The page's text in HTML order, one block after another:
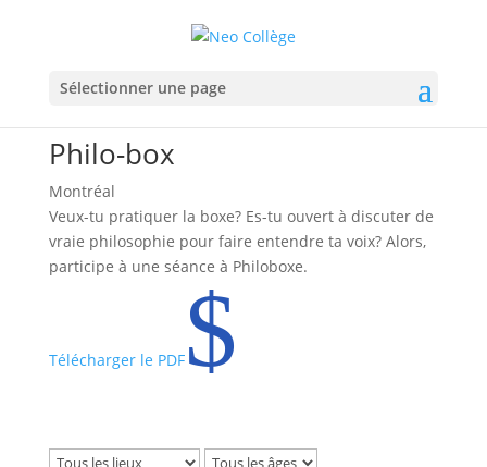
Sélectionner une page
Philo-box
Montréal
Veux-tu pratiquer la boxe? Es-tu ouvert à discuter de
vraie philosophie pour faire entendre ta voix? Alors,
participe à une séance à Philoboxe.
Télécharger le PDF$